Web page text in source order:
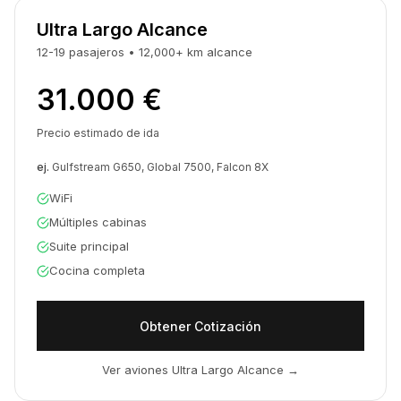
Ultra Largo Alcance
12-19 pasajeros • 12,000+ km alcance
31.000 €
Precio estimado de ida
ej. Gulfstream G650, Global 7500, Falcon 8X
WiFi
Múltiples cabinas
Suite principal
Cocina completa
Obtener Cotización
Ver aviones Ultra Largo Alcance →